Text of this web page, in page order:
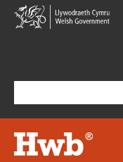
Neidio
i'r
prif